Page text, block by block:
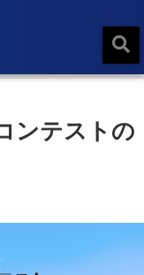
ンテストの